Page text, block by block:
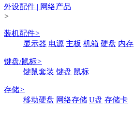
外设配件 | 网络产品
>
装机配件>
显示器 电源 主板 机箱 硬盘 内存
键盘/鼠标>
键鼠套装 键盘 鼠标
存储>
移动硬盘 网络存储 U盘 存储卡